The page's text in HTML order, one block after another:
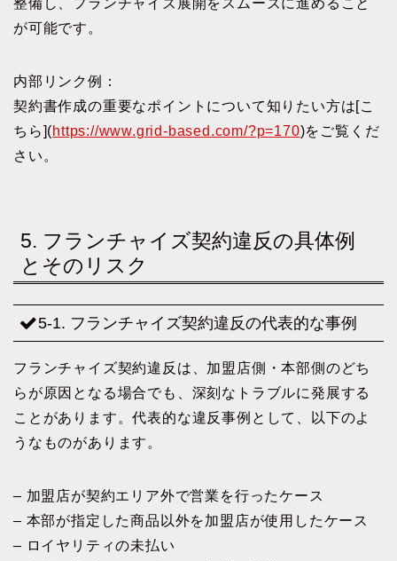
整備し、フランチャイズ展開をスムーズに進めること
が可能です。
内部リンク例：
契約書作成の重要なポイントについて知りたい方は[こ
ちら](https://www.grid-based.com/?p=170)をご覧くだ
さい。
5. フランチャイズ契約違反の具体例
とそのリスク
5-1. フランチャイズ契約違反の代表的な事例
フランチャイズ契約違反は、加盟店側・本部側のどち
らが原因となる場合でも、深刻なトラブルに発展する
ことがあります。代表的な違反事例として、以下のよ
うなものがあります。
– 加盟店が契約エリア外で営業を行ったケース
– 本部が指定した商品以外を加盟店が使用したケース
– ロイヤリティの未払い